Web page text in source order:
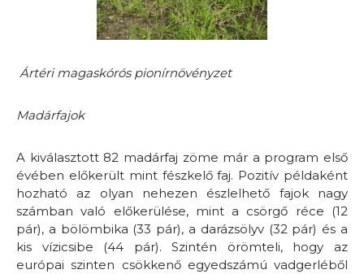
Ártéri magaskórós pionírnövényzet
Madárfajok
A kiválasztott 82 madárfaj zöme már a program első
évében előkerült mint fészkelő faj. Pozitív példaként
hozható az olyan nehezen észlelhető fajok nagy
számban való előkerülése, mint a csörgő réce (12
pár), a bölömbika (33 pár), a darázsölyv (32 pár) és a
kis vízicsibe (44 pár). Szintén örömteli, hogy az
európai szinten csökkenő egyedszámú vadgerléből